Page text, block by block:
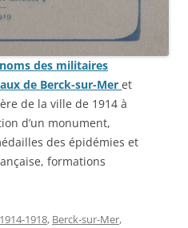
des militaires
de Berck-sur-Mer et
de la ville de 1914 à
d’un monument,
des épidémies et
formations
1914-1918, Berck-sur-Mer,